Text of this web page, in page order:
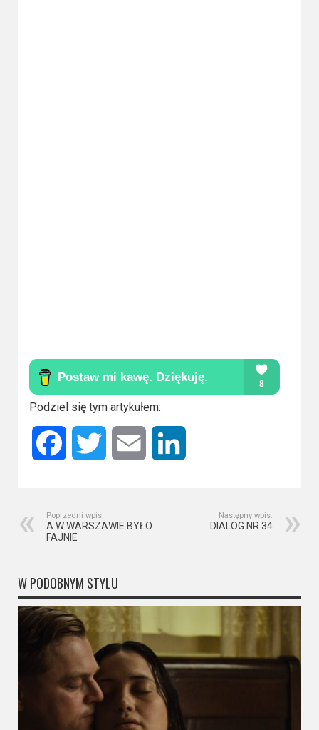
Podziel się tym artykułem:
Facebook Twitter Email
Poprzedni wpis:
A W WARSZAWIE BYŁO
FAJNIE
Następny wpis:
DIALOG NR 34
W PODOBNYM STYLU